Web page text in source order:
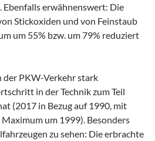
Ebenfalls erwähnenswert: Die
Stickoxiden und von Feinstaub
um 55% bzw. um 79% reduziert
der PKW-Verkehr stark
in der Technik zum Teil
(2017 in Bezug auf 1990, mit
um 1999). Besonders
zu sehen: Die erbrachte